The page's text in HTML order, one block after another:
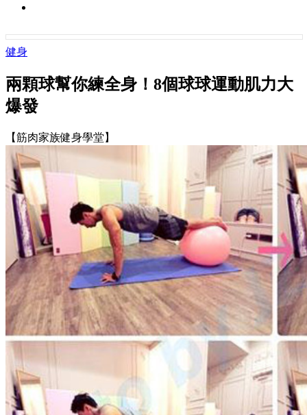
健身
兩顆球幫你練全身！8個球球運動肌力大
爆發
【筋肉家族健身學堂】